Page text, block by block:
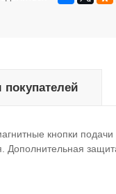
кнопки